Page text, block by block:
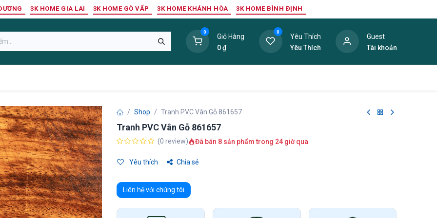
3K HOME GIA LAI 3K HOME GÒ VẤP 3K HOME KHÁNH HÒA 3K HOME BÌNH ĐỊNH
0
Giỏ Hàng
0₫
0
Yêu Thích
Yêu Thích
Guest
Tài khoản
Shop Tranh PVC Vân Gỗ 861657
Tranh PVC Vân Gỗ 861657
(0 review) Đã bán 8 sản phẩm trong 24 giờ qua
Yêu thích Chia sẻ
Liên hệ với chúng tôi